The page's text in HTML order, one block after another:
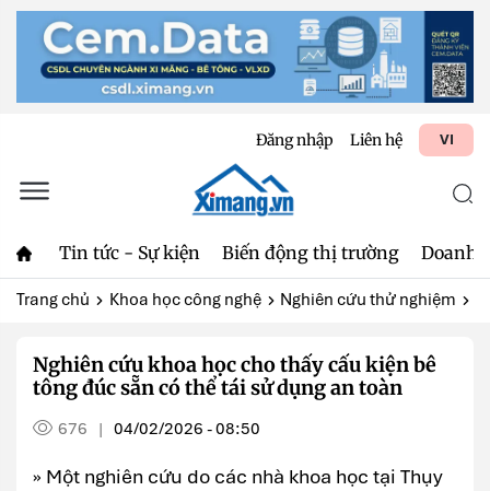
Đăng nhập Liên hệ VI
Tin tức - Sự kiện Biến động thị trường Doanh
Trang chủ Khoa học công nghệ Nghiên cứu thử nghiệm
Nghiên cứu khoa học cho thấy cấu kiện bê
tông đúc sẵn có thể tái sử dụng an toàn
676 | 04/02/2026 - 08:50
» Một nghiên cứu do các nhà khoa học tại Thụy